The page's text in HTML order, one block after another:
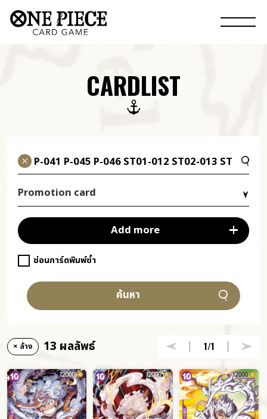
CARDLIST
Promotion card
Add more
ซ่อนการ์ดพิมพ์ซ้ำ
ค้นหา
× ล้าง 13 ผลลัพธ์ 1/1